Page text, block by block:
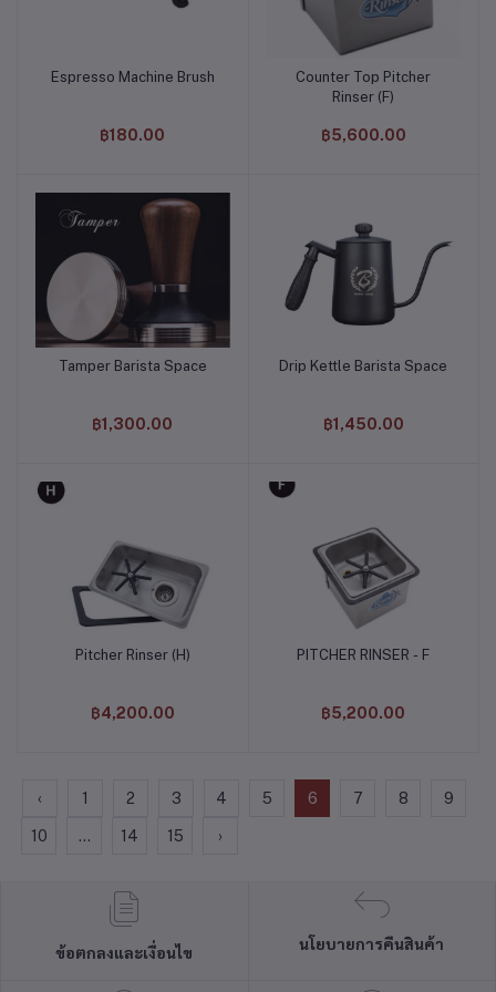
หยิบใส่ตะกร้า
Espresso Machine Brush
฿180.00
หยิบใส่ตะกร้า
Counter Top Pitcher
Rinser (F)
฿5,600.00
หยิบใส่ตะกร้า
Tamper Barista Space
฿1,300.00
หยิบใส่ตะกร้า
Drip Kettle Barista Space
฿1,450.00
หยิบใส่ตะกร้า
Pitcher Rinser (H)
฿4,200.00
หยิบใส่ตะกร้า
PITCHER RINSER - F
฿5,200.00
‹ 1 2 3 4 5 6 7 8 9
10 ... 14 15 ›
ข้อตกลงและเงื่อนไข
นโยบายการคืนสินค้า